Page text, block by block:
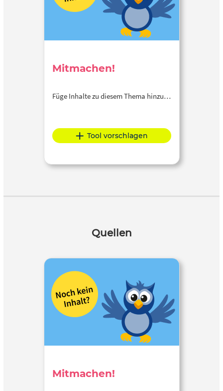
Mitmachen!
Füge Inhalte zu diesem Thema hinzu…
Tool vorschlagen
Quellen
Mitmachen!